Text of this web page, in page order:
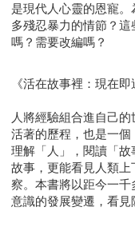
是現代人心靈的恩寵
多殘忍暴力的情節？
嗎？需要改編嗎？
《活在故事裡：現在
人將經驗組合進自己
活著的歷程，也是一
理解「人」，閱讀「
故事，更能看見人類
察。本書將以距今一
意識的發展變遷，看見